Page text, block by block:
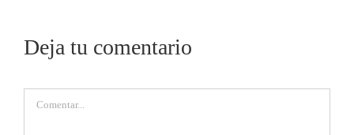
Deja tu comentario
Comentar